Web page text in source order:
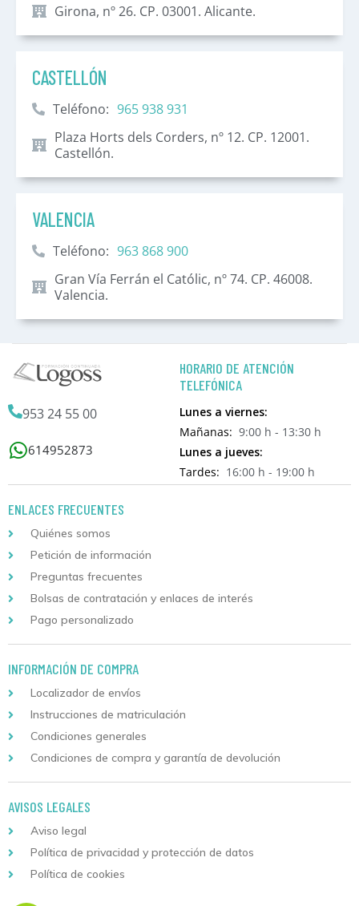
Girona, nº 26. CP. 03001. Alicante.
CASTELLÓN
Teléfono: 965 938 931
Plaza Horts dels Corders, nº 12. CP. 12001.
Castellón.
VALENCIA
Teléfono: 963 868 900
Gran Vía Ferrán el Católic, nº 74. CP. 46008.
Valencia.
953 24 55 00
614952873
HORARIO DE ATENCIÓN
TELEFÓNICA
Lunes a viernes:
Mañanas: 9:00 h - 13:30 h
Lunes a jueves:
Tardes: 16:00 h - 19:00 h
ENLACES FRECUENTES
Quiénes somos
Petición de información
Preguntas frecuentes
Bolsas de contratación y enlaces de interés
Pago personalizado
INFORMACIÓN DE COMPRA
Localizador de envíos
Instrucciones de matriculación
Condiciones generales
Condiciones de compra y garantía de devolución
AVISOS LEGALES
Aviso legal
Política de privacidad y protección de datos
Política de cookies